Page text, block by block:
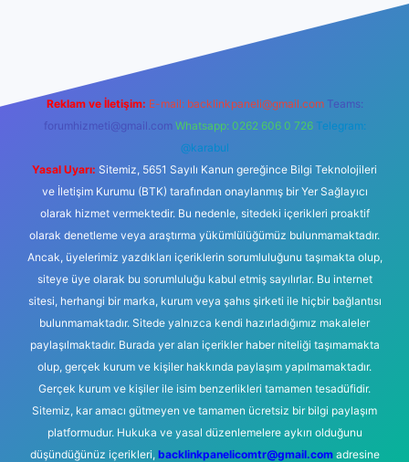
Reklam ve İletişim: E-mail: backlinkpaneli@gmail.com Teams:
forumhizmeti@gmail.com Whatsapp: 0262 606 0 726 Telegram:
@karabul
Yasal Uyarı: Sitemiz, 5651 Sayılı Kanun gereğince Bilgi Teknolojileri
ve İletişim Kurumu (BTK) tarafından onaylanmış bir Yer Sağlayıcı
olarak hizmet vermektedir. Bu nedenle, sitedeki içerikleri proaktif
olarak denetleme veya araştırma yükümlülüğümüz bulunmamaktadır.
Ancak, üyelerimiz yazdıkları içeriklerin sorumluluğunu taşımakta olup,
siteye üye olarak bu sorumluluğu kabul etmiş sayılırlar. Bu internet
sitesi, herhangi bir marka, kurum veya şahıs şirketi ile hiçbir bağlantısı
bulunmamaktadır. Sitede yalnızca kendi hazırladığımız makaleler
paylaşılmaktadır. Burada yer alan içerikler haber niteliği taşımamakta
olup, gerçek kurum ve kişiler hakkında paylaşım yapılmamaktadır.
Gerçek kurum ve kişiler ile isim benzerlikleri tamamen tesadüfidir.
Sitemiz, kar amacı gütmeyen ve tamamen ücretsiz bir bilgi paylaşım
platformudur. Hukuka ve yasal düzenlemelere aykırı olduğunu
düşündüğünüz içerikleri, backlinkpanelicomtr@gmail.comadresine